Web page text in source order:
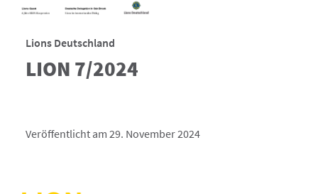
Lions Deutschland
LION 7/2024
Veröffentlicht am 29. November 2024